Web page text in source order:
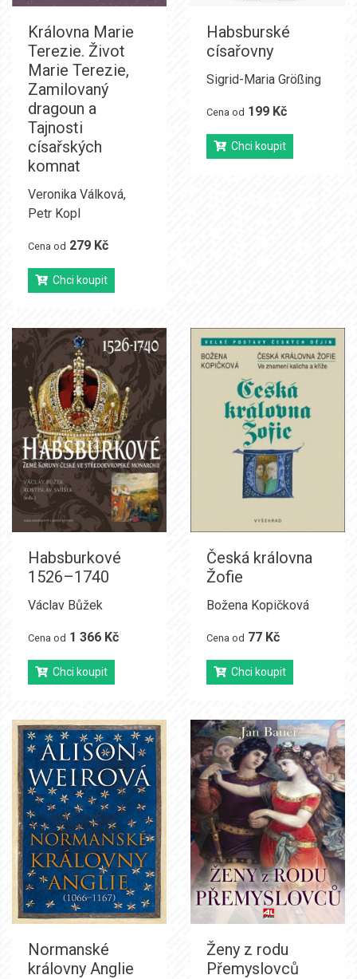
Královna Marie
Terezie. Život
Marie Terezie,
Zamilovaný
dragoun a
Tajnosti
císařských
komnat
Veronika Válková,
Petr Kopl
Cena od 279 Kč
Chci koupit
Habsburské
císařovny
Sigrid-Maria Größing
Cena od 199 Kč
Chci koupit
Habsburkové
1526–1740
Václav Bůžek
Cena od 1 366 Kč
Chci koupit
Česká královna
Žofie
Božena Kopičková
Cena od 77 Kč
Chci koupit
Normanské
královny Anglie
Ženy z rodu
Přemyslovců